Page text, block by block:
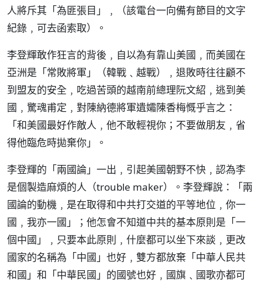
人將斥其「為匪張目」﹐（該電台一向備有節目的文字
紀錄﹐可去函索取）。
李登輝敢作狂言的背後﹐自以為有靠山美國﹐而美國在
亞洲是「常敗將軍」（韓戰﹑越戰）﹐退敗時往往顧不
到盟友的安全﹐吃過苦頭的越南前總理阮文紹﹐逃到美
國﹐驚魂甫定﹐對陳納德將軍遺孀陳香梅慨乎言之：
「和美國最好作敵人﹐他不敢輕視你；不要做朋友﹐省
得他臨危時拋棄你」。
李登輝的「兩國論」一出﹐引起美國朝野不快﹐認為李
是個製造麻煩的人（trouble maker）。李登輝說：「兩
國論的動機﹐是在取得和中共打交道的平等地位﹐你一
國﹐我亦一國」；他怎會不知道中共的基本原則是「一
個中國」﹐只要本此原則﹐什麼都可以坐下來談﹐更改
國家的名稱為「中國」也好﹐雙方都放棄「中華人民共
和國」和「中華民國」的國號也好﹐國旗﹑國歌亦都可